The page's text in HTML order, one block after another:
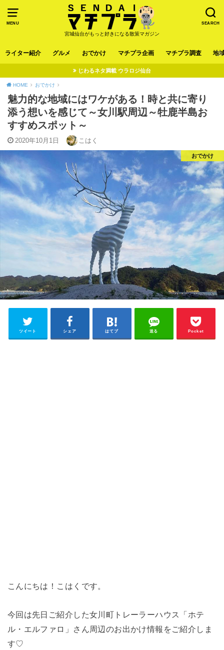
MENU SEARCH
宮城仙台がもっと好きになる散策マガジン
ライター紹介 グルメ おでかけ マチプラ企画 マチプラ調査 地
じわるネタ満載 ウラロジ仙台
HOME おでかけ
魅力的な地域にはワケがある！時と共に寄り
添う想いを感じて～女川駅周辺～牡鹿半島お
すすめスポット～
2020年10月1日 こはく
おでかけ
ツイート シェア はてブ 送る Pocket
こんにちは！こはくです。
今回は先日ご紹介した女川町トレーラーハウス「ホテ
ル・エルファロ」さん周辺のお出かけ情報をご紹介しま
す♡